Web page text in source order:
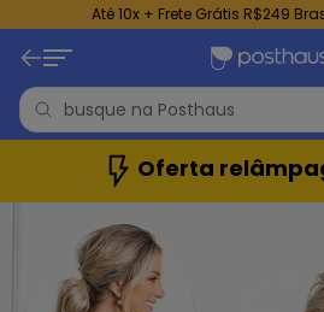
Até 10x + Frete Grátis R$249
Oferta